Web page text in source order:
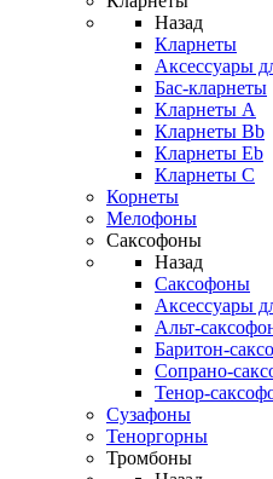
Назад
Кларнеты
Аксессуары
Бас-кларнеты
Кларнеты A
Кларнеты Bb
Кларнеты Eb
Кларнеты С
Корнеты
Мелофоны
Саксофоны
Назад
Саксофоны
Аксессуары
Альт-
Баритон-
Сопрано-
Тенор-
Сузафоны
Теноргорны
Тромбоны